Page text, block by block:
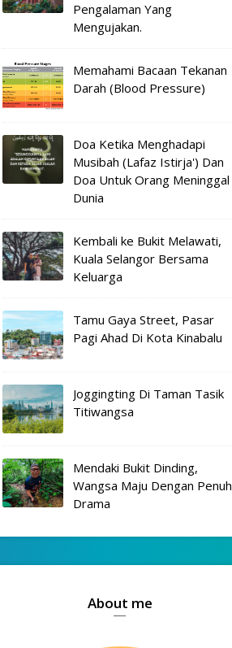
Pengalaman Yang
Mengujakan.
Memahami Bacaan Tekanan
Darah (Blood Pressure)
Doa Ketika Menghadapi
Musibah (Lafaz Istirja') Dan
Doa Untuk Orang Meninggal
Dunia
Kembali ke Bukit Melawati,
Kuala Selangor Bersama
Keluarga
Tamu Gaya Street, Pasar
Pagi Ahad Di Kota Kinabalu
Joggingting Di Taman Tasik
Titiwangsa
Mendaki Bukit Dinding,
Wangsa Maju Dengan Penuh
Drama
About me